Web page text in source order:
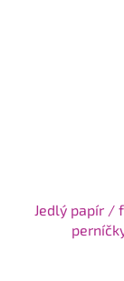
Jedlý papír /